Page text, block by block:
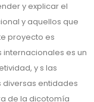
y explicar el
y aquellos que
proyecto es
es un
y s las
entidades
de la dicotomía